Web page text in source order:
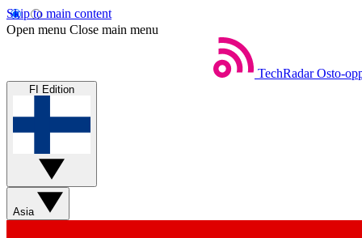
Skip to main content
Open menu Close main menu
TechRadar Osto-
FI Edition
Asia